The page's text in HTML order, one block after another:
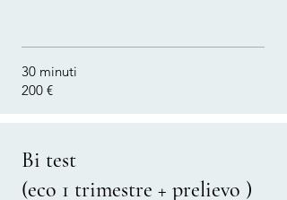
30 minuti
200 €
Bi test
(eco 1 trimestre + prelievo )